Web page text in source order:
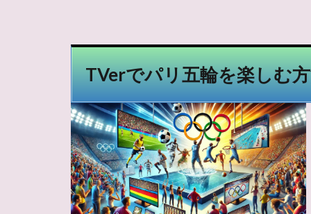
TVerでパリ五輪を楽しむ